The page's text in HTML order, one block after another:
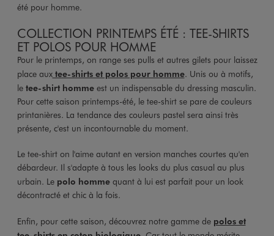
été pour homme.
COLLECTION PRINTEMPS ÉTÉ : TEE-SHIRTS
ET POLOS POUR HOMME
Pour le printemps, on range ses pulls et autres gilets pour laissez
place auxtee-shirts et polos pour homme. Unis ou à motifs,
le tee-shirt hommeest un indispensable du dressing masculin.
Pour cette saison printemps-été, le tee-shirt se pare de couleurs
printanières. La tendance des couleurs pastel sera ainsi très
présente, c'est un incontournable du moment.
Le tee-shirt on l'aime autant en version manches courtes qu'en
débardeur. Il s'adapte à tous les looks du plus casual au plus
urbain. Lepolo hommequant à lui est parfait pour un look
décontracté et chic à la fois.
Enfin, pour cette saison, découvrez notre gamme de polos et